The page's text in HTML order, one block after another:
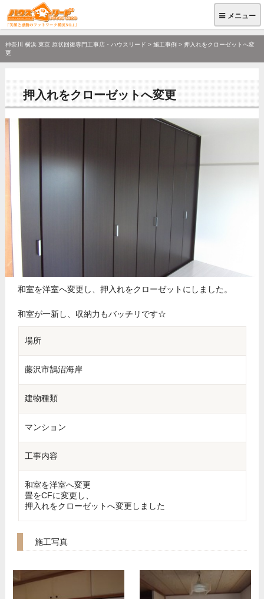
神奈川 横浜 東京 原状回復専門工事店・ハウスリード > 施工事例 > 押入れをクローゼットへ変
更
押入れをクローゼットへ変更
和室を洋室へ変更し、押入れをクローゼットにしました。
和室が一新し、収納力もバッチリです☆
場所
藤沢市鵠沼海岸
建物種類
マンション
工事内容
和室を洋室へ変更
畳をCFに変更し、
押入れをクローゼットへ変更しました
施工写真
メニュー